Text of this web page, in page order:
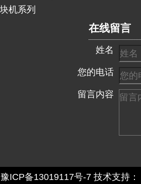
机系列
在线留言
姓名
您的电话
留言内容
ICP备13019117号-7 技术支持：